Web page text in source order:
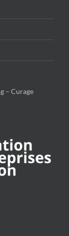
– Curage